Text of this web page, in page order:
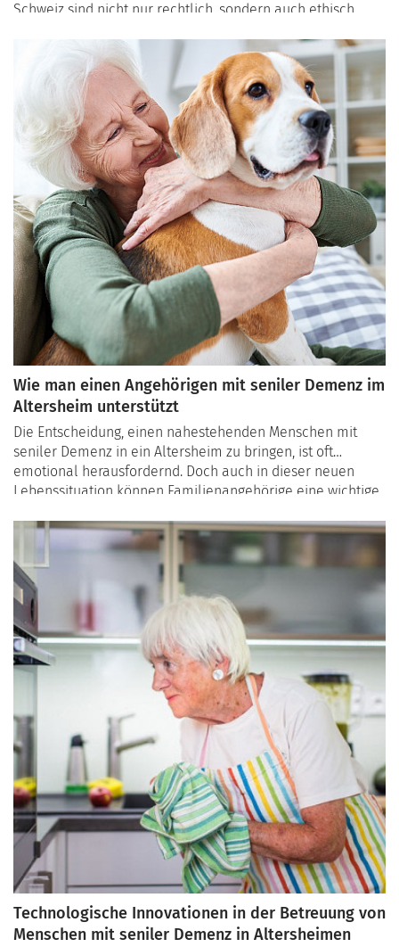
Schweiz sind nicht nur rechtlich, sondern auch ethisch
diesem Artikel erfahren Sie mehr über die zentralen
Rechte von Bewohnern mit seniler Demenz und wie Sie als
Angehöriger sicherstellen können, dass diese eingehalten
werden.
Wie man einen Angehörigen mit seniler Demenz im
Altersheim unterstützt
Die Entscheidung, einen nahestehenden Menschen mit
seniler Demenz in ein Altersheim zu bringen, ist oft
emotional herausfordernd. Doch auch in dieser neuen
Lebenssituation können Familienangehörige eine wichtige
fördern und den Kontakt aufrechtzuerhalten. Hier sind
praktische Tipps, wie Sie einen engen Bezug zu Ihrem
Familienmitglied pflegen und aktiv zu seinem Wohl
beitragen können.
Technologische Innovationen in der Betreuung von
Menschen mit seniler Demenz in Altersheimen